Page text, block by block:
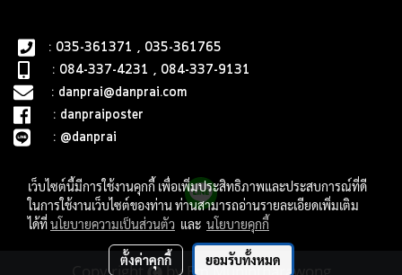
: 035-361371 , 035-361765
: 084-337-4231 , 084-337-9131
: danprai@danprai.com
: danpraiposter
: @danprai
เว็บไซต์นี้มีการใช้งานคุกกี้ เพื่อเพิ่มประสิทธิภาพและประสบการณ์ที่ดี
ในการใช้งานเว็บไซต์ของท่าน ท่านสามารถอ่านรายละเอียดเพิ่มเติม
ได้ที่นโยบายความเป็นส่วนตัว และ นโยบายคุกกี้
ตั้งค่าคุกกี้ ยอมรับทั้งหมด